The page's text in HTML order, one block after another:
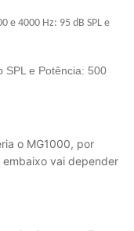
e 4000 Hz: 95 dB SPL e
SPL e Potência: 500
o MG1000, por
vai depender